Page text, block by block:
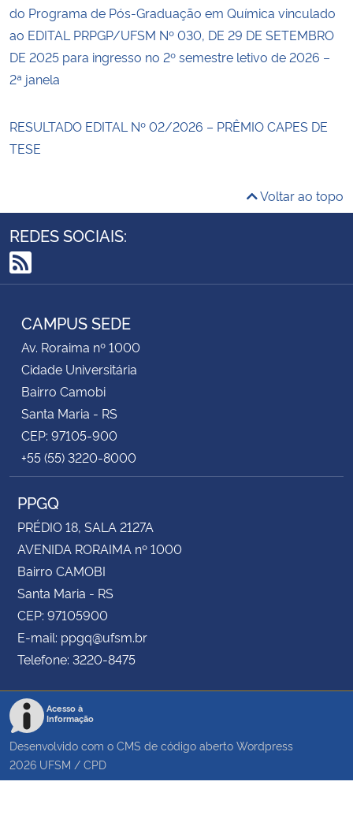
do Programa de Pós-Graduação em Química vinculado
ao EDITAL PRPGP/UFSM Nº 030, DE 29 DE SETEMBRO
DE 2025 para ingresso no 2º semestre letivo de 2026 –
2ª janela
RESULTADO EDITAL Nº 02/2026 – PRÊMIO CAPES DE
TESE
Voltar ao topo
REDES SOCIAIS:
RSS
CAMPUS SEDE
Av. Roraima nº 1000
Cidade Universitária
Bairro Camobi
Santa Maria - RS
CEP: 97105-900
+55 (55) 3220-8000
PPGQ
PRÉDIO 18, SALA 2127A
AVENIDA RORAIMA nº 1000
Bairro CAMOBI
Santa Maria - RS
CEP: 97105900
E-mail: ppgq@ufsm.br
Telefone: 3220-8475
Acesso à
Informação
Desenvolvido com o CMS de código aberto Wordpress
2026 UFSM / CPD